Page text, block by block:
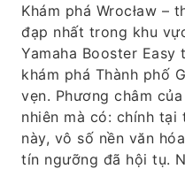
Xe đạp điện của
bạn vào một
mái khám phá
đường chính.
Đói và khát? Đồ
vụ trên đường đi.
Khám phá Wrocław –
đạp nhất trong khu
Yamaha Booster
khám phá Thành phố
vẹn. Phương châm
nhiên mà có: chính tại
này, vô số nền văn
tín ngưỡng đã hội tụ.